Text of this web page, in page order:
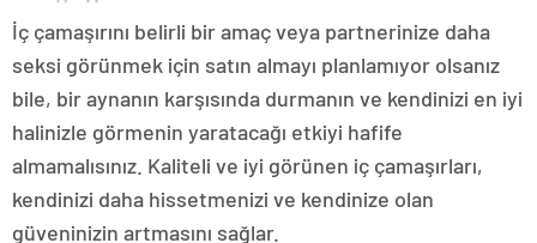
İç çamaşırını belirli bir amaç veya partnerinize daha
seksi görünmek için satın almayı planlamıyor olsanız
bile, bir aynanın karşısında durmanın ve kendinizi en iyi
halinizle görmenin yaratacağı etkiyi hafife
almamalısınız. Kaliteli ve iyi görünen iç çamaşırları,
kendinizi daha hissetmenizi ve kendinize olan
güveninizin artmasını sağlar.